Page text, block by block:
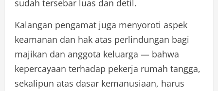
sudah tersebar luas dan detil.
Kalangan pengamat juga menyoroti aspek
keamanan dan hak atas perlindungan bagi
majikan dan anggota keluarga — bahwa
kepercayaan terhadap pekerja rumah tangga,
sekalipun atas dasar kemanusiaan, harus